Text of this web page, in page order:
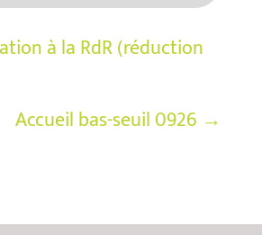
à la RdR (réduction
Accueil bas-seuil 0926 →